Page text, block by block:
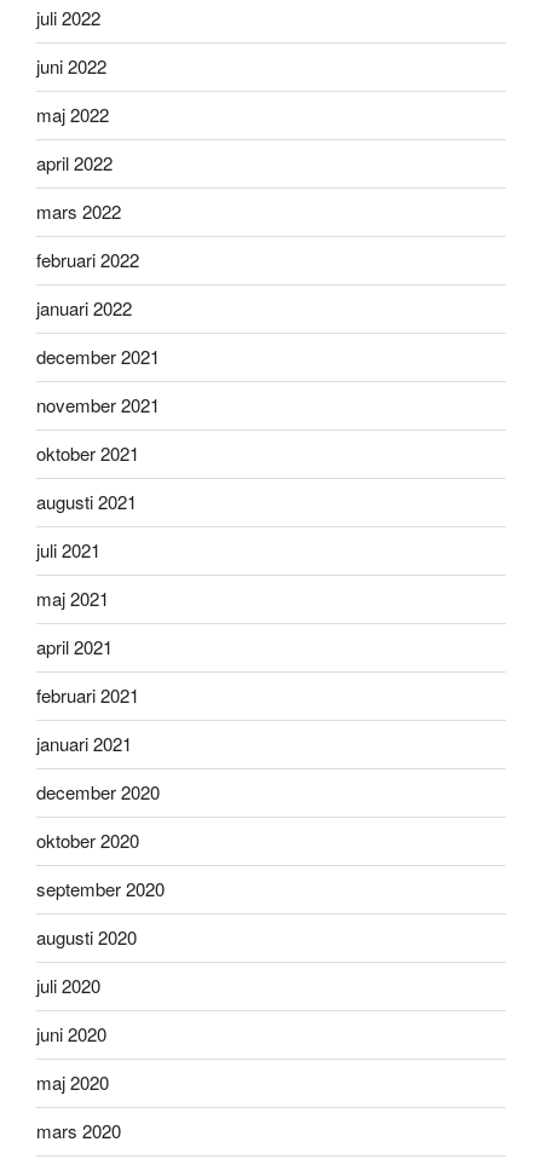
juli 2022
juni 2022
maj 2022
april 2022
mars 2022
februari 2022
januari 2022
december 2021
november 2021
oktober 2021
augusti 2021
juli 2021
maj 2021
april 2021
februari 2021
januari 2021
december 2020
oktober 2020
september 2020
augusti 2020
juli 2020
juni 2020
maj 2020
mars 2020